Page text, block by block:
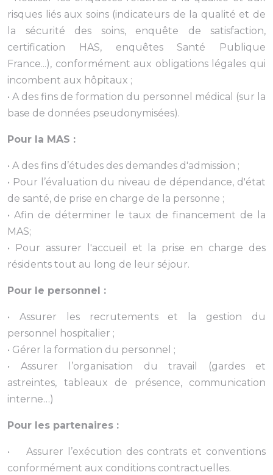
risques liés aux soins (indicateurs de la qualité et de
la sécurité des soins, enquête de satisfaction,
certification HAS, enquêtes Santé Publique
France...), conformément aux obligations légales qui
incombent aux hôpitaux ;
• A des fins de formation du personnel médical (sur la
base de données pseudonymisées).
Pour la MAS :
• A des fins d’études des demandes d'admission ;
• Pour l’évaluation du niveau de dépendance, d'état
de santé, de prise en charge de la personne ;
• Afin de déterminer le taux de financement de la
MAS;
• Pour assurer l'accueil et la prise en charge des
résidents tout au long de leur séjour.
Pour le personnel :
• Assurer les recrutements et la gestion du
personnel hospitalier ;
• Gérer la formation du personnel ;
• Assurer l’organisation du travail (gardes et
astreintes, tableaux de présence, communication
interne…)
Pour les partenaires :
• Assurer l’exécution des contrats et conventions
conformément aux conditions contractuelles.